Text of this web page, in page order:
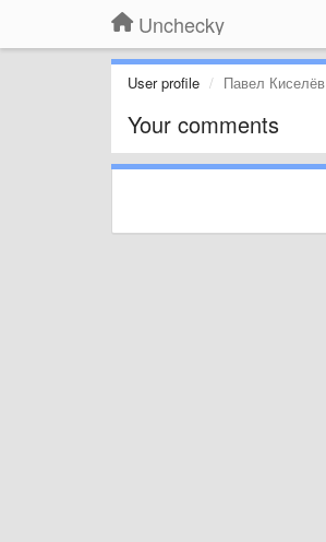
Unchecky
User profile Павел Киселёв
Your comments